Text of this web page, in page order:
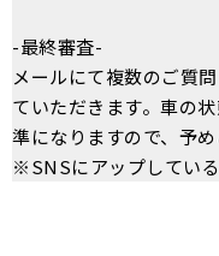
-最終審査-
メールにて複数のご質
ていただきます。車の
準になりますので、予め
※SNSにアップしてい